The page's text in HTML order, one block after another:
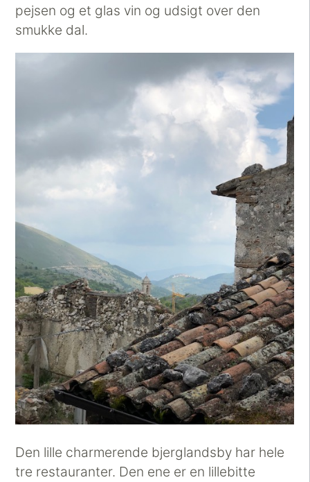
pejsen og et glas vin og udsigt over den
smukke dal.
Den lille charmerende bjerglandsby har hele
tre restauranter. Den ene er en lillebitte